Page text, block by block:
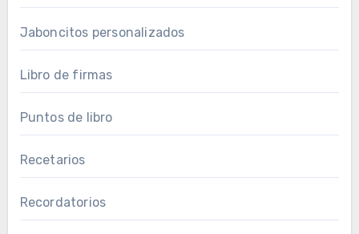
Jaboncitos personalizados
Libro de firmas
Puntos de libro
Recetarios
Recordatorios